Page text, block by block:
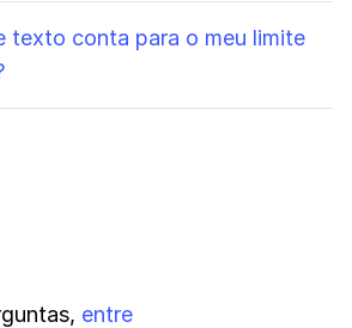
e-mail, então os destinatários
de um login da Ahrefs.
texto conta para o meu limite
de texto servem apenas
para o seu limite.
entre